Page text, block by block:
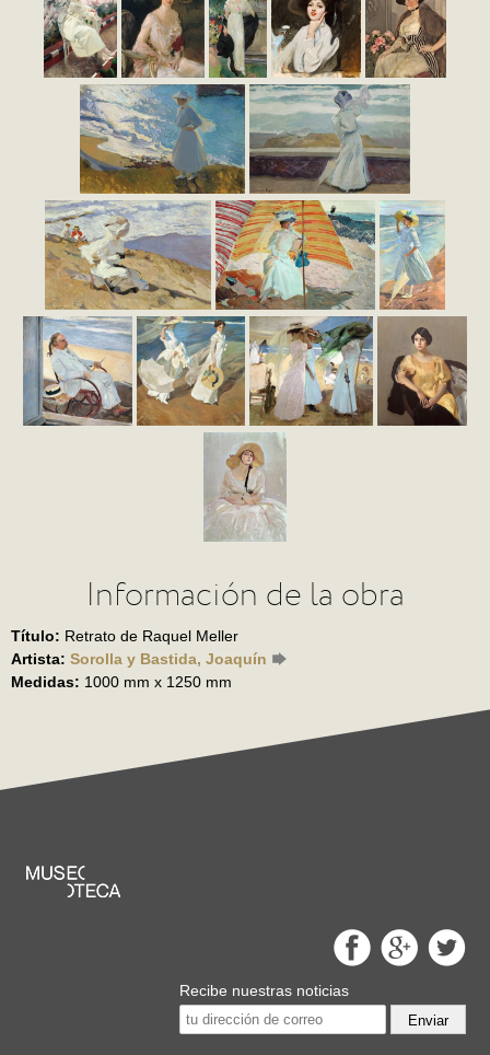
Información de la obra
Título: Retrato de Raquel Meller
Artista: Sorolla y Bastida, Joaquín
Medidas: 1000 mm x 1250 mm
Recibe nuestras noticias
Enviar